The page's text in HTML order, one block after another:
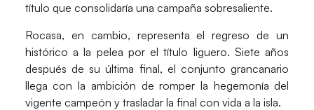
título que consolidaría una campaña sobresaliente.
Rocasa, en cambio, representa el regreso de un
histórico a la pelea por el título liguero. Siete años
después de su última final, el conjunto grancanario
llega con la ambición de romper la hegemonía del
vigente campeón y trasladar la final con vida a la isla.